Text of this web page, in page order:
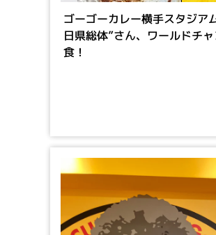
ゴーゴーカレー横手スタジア
日県総体”さん、ワールドチ
食！